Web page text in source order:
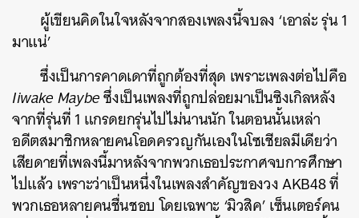
ผู้เขียนคิดในใจหลังจากสองเพลงนี้จบลง ‘เอาล่ะ รุ่น 1
มาแน่’
ซึ่งเป็นการคาดเดาที่ถูกต้องที่สุด เพราะเพลงต่อไปคือ
Iiwake Maybeซึ่งเป็นเพลงที่ถูกปล่อยมาเป็นซิงเกิลหลัง
จากที่รุ่นที่ 1 แกรดยกรุ่นไปไม่นานนัก ในตอนนั้นเหล่า
อดีตสมาชิกหลายคนโอดครวญกันเองในโซเชียลมีเดียว่า
เสียดายที่เพลงนี้มาหลังจากพวกเธอประกาศจบการศึกษา
ไปแล้ว เพราะว่าเป็นหนึ่งในเพลงสำคัญของวง AKB48 ที่
พวกเธอหลายคนชื่นชอบ โดยเฉพาะ ‘มิวสิค’ เซ็นเตอร์คน